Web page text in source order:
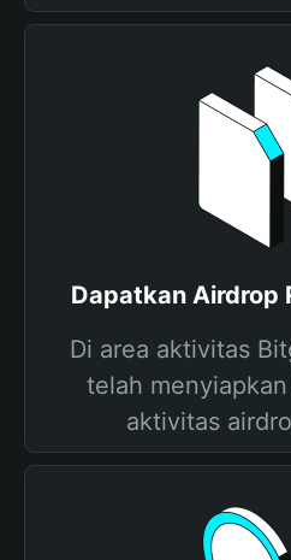
Dapatkan Airdrop
Di area aktivitas
telah
aktivitas